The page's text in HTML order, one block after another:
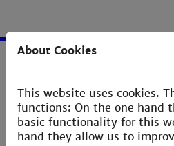
Imprint
Erklärung zur Barrierefreiheit
About Cookies
This website uses cookies.
functions: On the one hand
basic functionality for this
hand they allow us to